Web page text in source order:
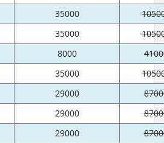
35000
35000
8000
35000
29000
29000
29000